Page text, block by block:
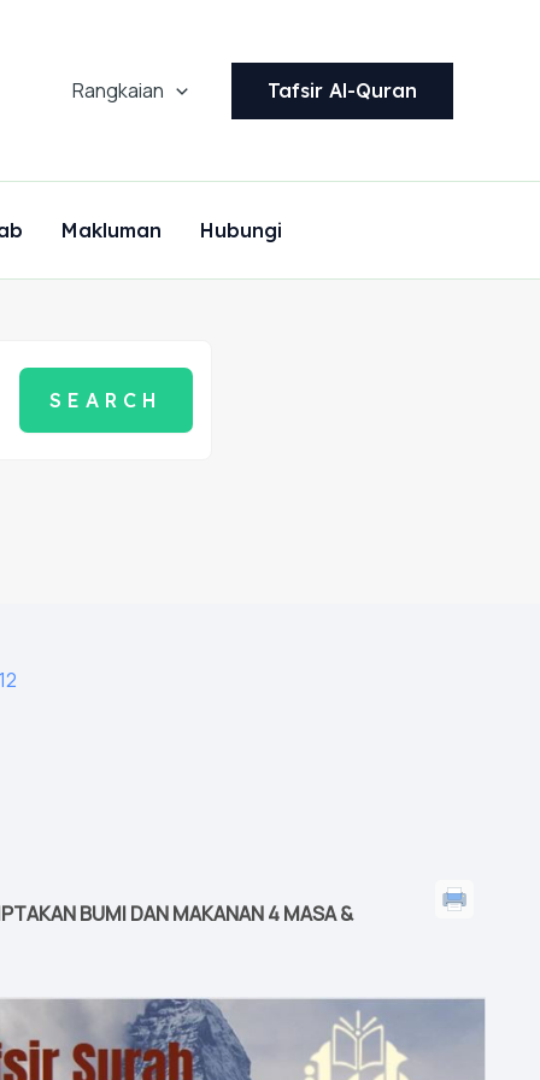
Rangkaian Tafsir Al-Quran
Makluman Hubungi
BUMI DAN MAKANAN 4 MASA &